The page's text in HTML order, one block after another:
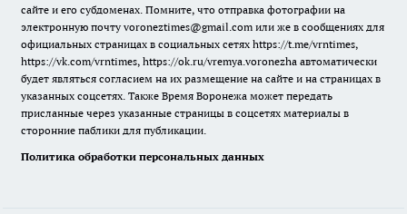
сайте и его субдоменах. Помните, что отправка фотографии на
электронную почту voroneztimes@gmail.com или же в сообщениях для
официальных страницах в социальных сетях https://t.me/vrntimes,
https://vk.com/vrntimes, https://ok.ru/vremya.voronezha автоматически
будет являться согласием на их размещение на сайте и на страницах в
указанных соцсетях. Также Время Воронежа может передать
присланные через указанные страницы в соцсетях материалы в
сторонние паблики для публикации.
Политика обработки персональных данных